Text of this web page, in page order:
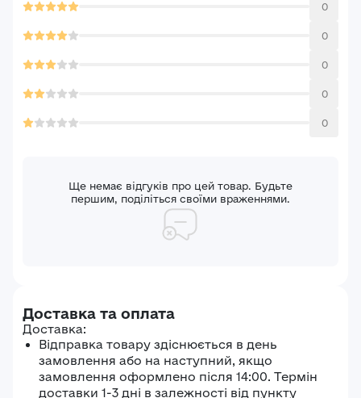
0
0
0
0
0
Ще немає відгуків про цей товар. Будьте
першим, поділіться своїми враженнями.
Доставка та оплата
Доставка:
Відправка товару здіснюється в день
замовлення або на наступний, якщо
замовлення оформлено після 14:00. Термін
доставки 1-3 дні в залежності від пункту